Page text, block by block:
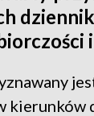
kierunków